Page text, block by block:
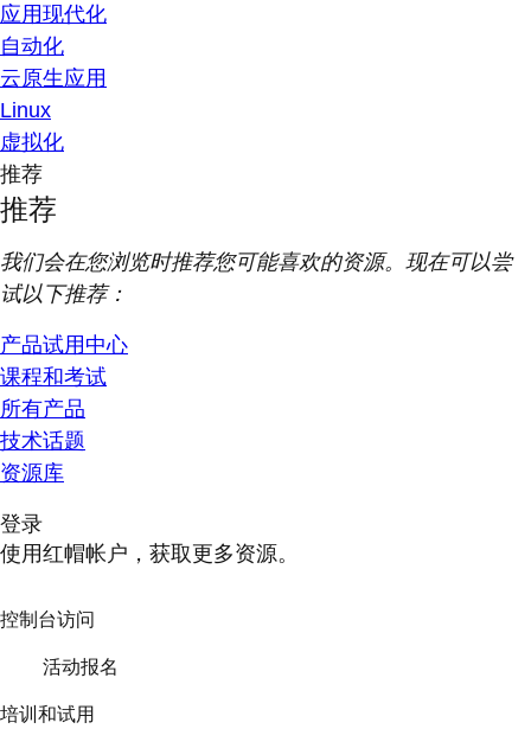
应用现代化
自动化
云原生应用
Linux
虚拟化
推荐
推荐
我们会在您浏览时推荐您可能喜欢的资源。现在可以尝
试以下推荐：
产品试用中心
课程和考试
所有产品
技术话题
资源库
登录
使用红帽帐户，获取更多资源。
控制台访问
活动报名
培训和试用